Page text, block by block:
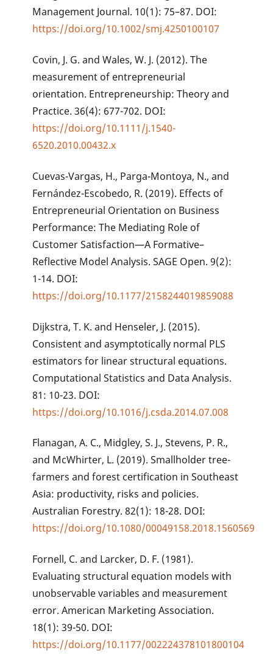
Management Journal. 10(1): 75–87. DOI:
https://doi.org/10.1002/smj.4250100107
Covin, J. G. and Wales, W. J. (2012). The
measurement of entrepreneurial
orientation. Entrepreneurship: Theory and
Practice. 36(4): 677-702. DOI:
https://doi.org/10.1111/j.1540-
6520.2010.00432.x
Cuevas-Vargas, H., Parga-Montoya, N., and
Fernández-Escobedo, R. (2019). Effects of
Entrepreneurial Orientation on Business
Performance: The Mediating Role of
Customer Satisfaction—A Formative–
Reflective Model Analysis. SAGE Open. 9(2):
1-14. DOI:
https://doi.org/10.1177/2158244019859088
Dijkstra, T. K. and Henseler, J. (2015).
Consistent and asymptotically normal PLS
estimators for linear structural equations.
Computational Statistics and Data Analysis.
81: 10-23. DOI:
https://doi.org/10.1016/j.csda.2014.07.008
Flanagan, A. C., Midgley, S. J., Stevens, P. R.,
and McWhirter, L. (2019). Smallholder tree-
farmers and forest certification in Southeast
Asia: productivity, risks and policies.
Australian Forestry. 82(1): 18-28. DOI:
https://doi.org/10.1080/00049158.2018.1560569
Fornell, C. and Larcker, D. F. (1981).
Evaluating structural equation models with
unobservable variables and measurement
error. American Marketing Association.
18(1): 39-50. DOI:
https://doi.org/10.1177/002224378101800104